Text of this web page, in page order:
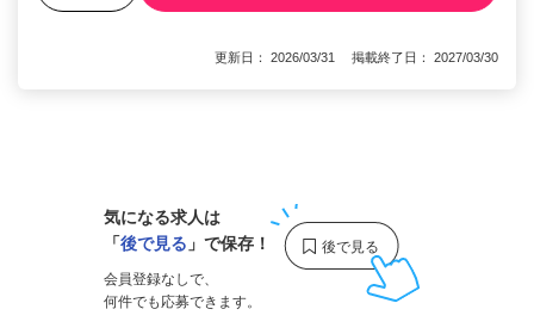
更新日： 2026/03/31 掲載終了日： 2027/03/30
気になる求人は
「後で見る 」で保存！
会員登録なしで、
何件でも応募できます。